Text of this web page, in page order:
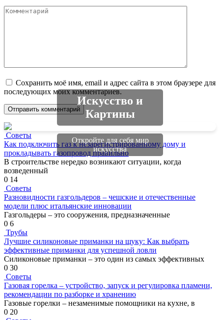
Комментарий
Сохранить моё имя, email и адрес сайта в этом браузере для
последующих моих комментариев.
Искусство и
Картины
Откройте для себя мир
искусства
Советы
Как подключить газ к незарегистрированному дому и
прокладывать газопровод правильно
В строительстве нередко возникают ситуации, когда
возведенный
0 14
Советы
Разновидности газгольдеров – чешские и отечественные
модели плюс итальянские инновации
Газгольдеры – это сооружения, предназначенные
0 6
Трубы
Лучшие силиконовые приманки на щуку: Как выбрать
эффективные приманки для успешной ловли
Силиконовые приманки – это один из самых эффективных
0 30
Советы
Газовая горелка – устройство, запуск и регулировка пламени,
рекомендации по разборке и хранению
Газовые горелки – незаменимые помощники на кухне, в
0 20